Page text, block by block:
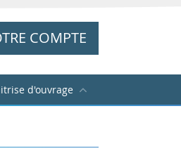
COMPTE
d'ouvrage